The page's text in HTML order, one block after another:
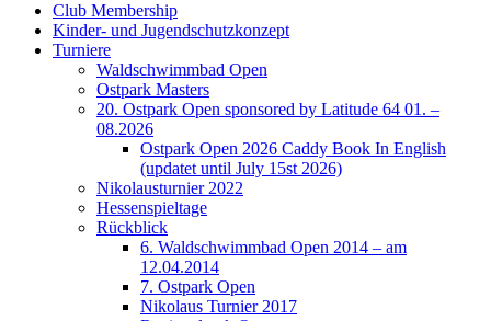
Club Membership
Kinder- und Jugendschutzkonzept
Turniere
Waldschwimmbad Open
Ostpark Masters
20. Ostpark Open sponsored by Latitude 64 01. –
08.2026
Ostpark Open 2026 Caddy Book In English
(updatet until July 15st 2026)
Nikolausturnier 2022
Hessenspieltage
Rückblick
6. Waldschwimmbad Open 2014 – am
12.04.2014
7. Ostpark Open
Nikolaus Turnier 2017